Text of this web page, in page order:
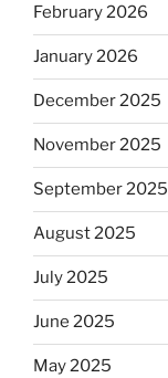
February 2026
January 2026
December 2025
November 2025
September 2025
August 2025
July 2025
June 2025
May 2025